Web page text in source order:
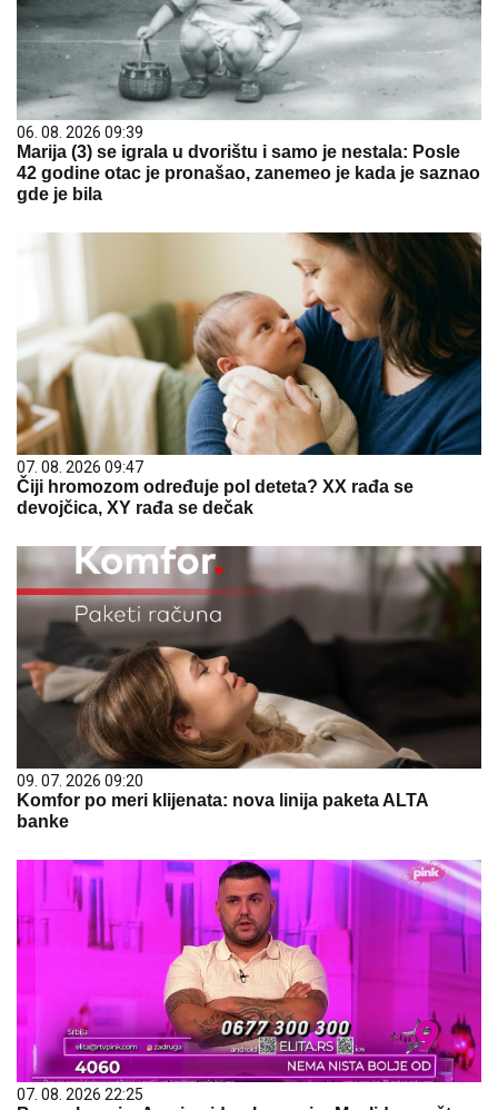
06. 08. 2026 09:39
Marija (3) se igrala u dvorištu i samo je nestala: Posle
42 godine otac je pronašao, zanemeo je kada je saznao
gde je bila
07. 08. 2026 09:47
Čiji hromozom određuje pol deteta? XX rađa se
devojčica, XY rađa se dečak
09. 07. 2026 09:20
Komfor po meri klijenata: nova linija paketa ALTA
banke
07. 08. 2026 22:25